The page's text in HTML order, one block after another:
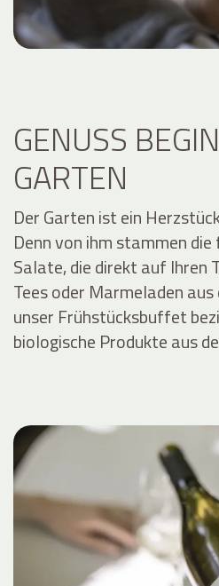
GENUSS
GARTEN
Der Garten ist ein
Denn von ihm stammen
Salate, die direkt auf Ihren
Tees oder Marmeladen
unser Frühstücksbuffet
biologische Produkte aus